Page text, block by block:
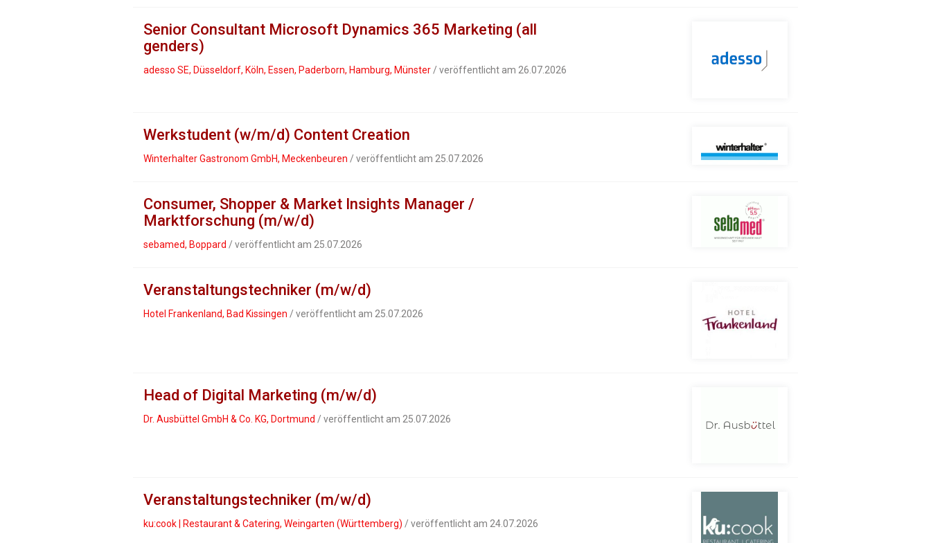
Senior Consultant Microsoft Dynamics 365 Marketing (all
genders)
adesso SE, Düsseldorf, Köln, Essen, Paderborn, Hamburg, Münster/ veröffentlicht am 26.07.2026
Werkstudent (w/m/d) Content Creation
Winterhalter Gastronom GmbH, Meckenbeuren / veröffentlicht am 25.07.2026
Consumer, Shopper & Market Insights Manager /
Marktforschung (m/w/d)
sebamed, Boppard / veröffentlicht am 25.07.2026
Veranstaltungstechniker (m/w/d)
Hotel Frankenland, Bad Kissingen / veröffentlicht am 25.07.2026
Head of Digital Marketing (m/w/d)
Dr. Ausbüttel GmbH & Co. KG, Dortmund / veröffentlicht am 25.07.2026
Veranstaltungstechniker (m/w/d)
ku:cook | Restaurant & Catering, Weingarten (Württemberg) / veröffentlicht am 24.07.2026